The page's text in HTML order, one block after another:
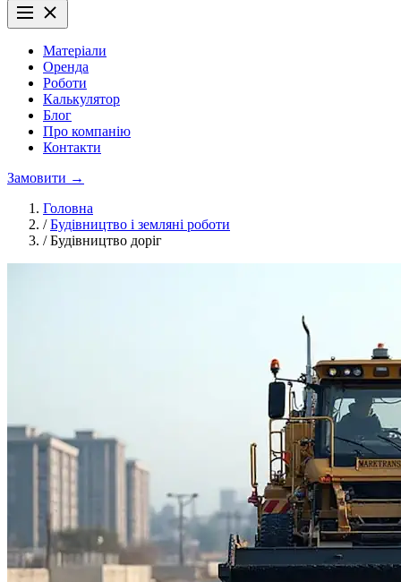
Матеріали
Оренда
Роботи
Калькулятор
Блог
Про компанію
Контакти
Замовити →
Головна
/ Будівництво і земляні роботи
/ Будівництво доріг